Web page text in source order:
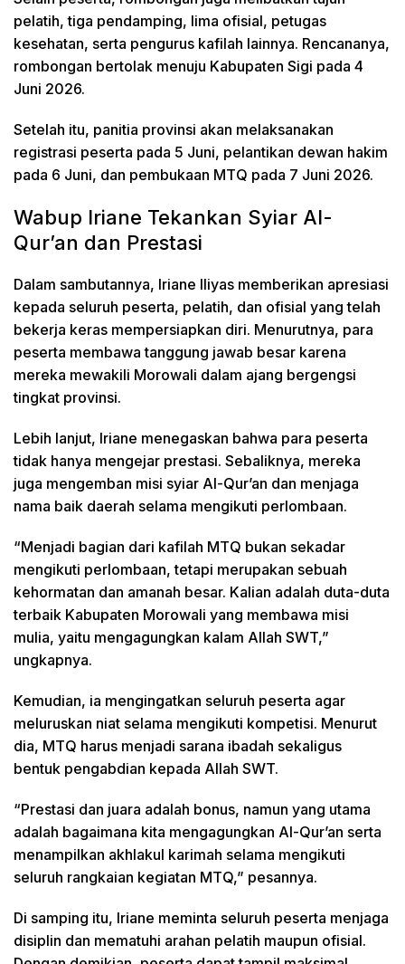
pelatih, tiga pendamping, lima ofisial, petugas
kesehatan, serta pengurus kafilah lainnya. Rencananya,
rombongan bertolak menuju Kabupaten Sigi pada 4
Juni 2026.
Setelah itu, panitia provinsi akan melaksanakan
registrasi peserta pada 5 Juni, pelantikan dewan hakim
pada 6 Juni, dan pembukaan MTQ pada 7 Juni 2026.
Wabup Iriane Tekankan Syiar Al-
Qur’an dan Prestasi
Dalam sambutannya, Iriane Iliyas memberikan apresiasi
kepada seluruh peserta, pelatih, dan ofisial yang telah
bekerja keras mempersiapkan diri. Menurutnya, para
peserta membawa tanggung jawab besar karena
mereka mewakili Morowali dalam ajang bergengsi
tingkat provinsi.
Lebih lanjut, Iriane menegaskan bahwa para peserta
tidak hanya mengejar prestasi. Sebaliknya, mereka
juga mengemban misi syiar Al-Qur’an dan menjaga
nama baik daerah selama mengikuti perlombaan.
“Menjadi bagian dari kafilah MTQ bukan sekadar
mengikuti perlombaan, tetapi merupakan sebuah
kehormatan dan amanah besar. Kalian adalah duta-duta
terbaik Kabupaten Morowali yang membawa misi
mulia, yaitu mengagungkan kalam Allah SWT,”
ungkapnya.
Kemudian, ia mengingatkan seluruh peserta agar
meluruskan niat selama mengikuti kompetisi. Menurut
dia, MTQ harus menjadi sarana ibadah sekaligus
bentuk pengabdian kepada Allah SWT.
“Prestasi dan juara adalah bonus, namun yang utama
adalah bagaimana kita mengagungkan Al-Qur’an serta
menampilkan akhlakul karimah selama mengikuti
seluruh rangkaian kegiatan MTQ,” pesannya.
Di samping itu, Iriane meminta seluruh peserta menjaga
disiplin dan mematuhi arahan pelatih maupun ofisial.